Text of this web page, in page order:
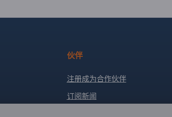
伙伴
注册成为合作伙伴
订阅新闻